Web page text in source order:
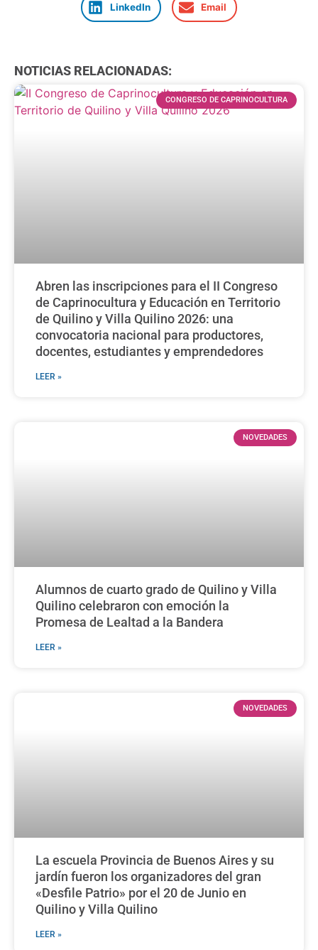
LinkedIn Email
NOTICIAS RELACIONADAS:
CONGRESO DE CAPRINOCULTURA
Abren las inscripciones para el II Congreso
de Caprinocultura y Educación en Territorio
de Quilino y Villa Quilino 2026: una
convocatoria nacional para productores,
docentes, estudiantes y emprendedores
LEER »
NOVEDADES
Alumnos de cuarto grado de Quilino y Villa
Quilino celebraron con emoción la
Promesa de Lealtad a la Bandera
LEER »
NOVEDADES
La escuela Provincia de Buenos Aires y su
jardín fueron los organizadores del gran
«Desfile Patrio» por el 20 de Junio en
Quilino y Villa Quilino
LEER »